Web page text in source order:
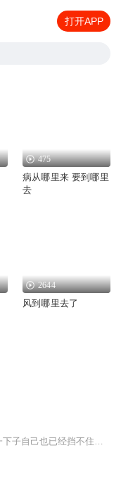
打开APP
475
病从哪里来 要到哪里
去
2644
风到哪里去了